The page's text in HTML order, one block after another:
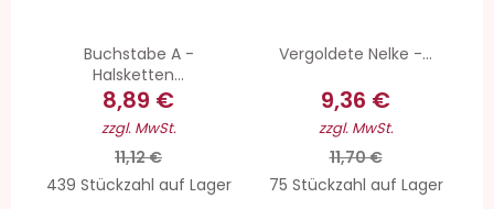
Buchstabe A -
Halsketten...
8,89 €
zzgl. MwSt.
11,12 €
439 Stückzahl auf Lager
Vergoldete Nelke -...
9,36 €
zzgl. MwSt.
11,70 €
75 Stückzahl auf Lager